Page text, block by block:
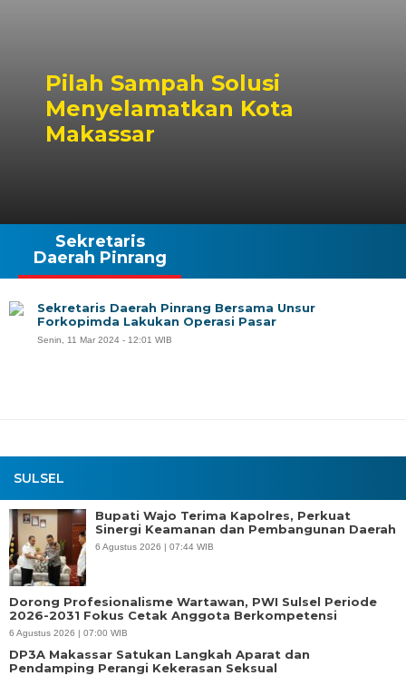
Pilah Sampah Solusi
Menyelamatkan Kota
Makassar
SULSEL
Bupati Wajo Terima Kapolres, Perkuat
Sinergi Keamanan dan Pembangunan Daerah
6 Agustus 2026 | 07:44 WIB
Dorong Profesionalisme Wartawan, PWI Sulsel Periode
2026-2031 Fokus Cetak Anggota Berkompetensi
6 Agustus 2026 | 07:00 WIB
DP3A Makassar Satukan Langkah Aparat dan
Pendamping Perangi Kekerasan Seksual
Sekretaris
Daerah Pinrang
Sekretaris Daerah Pinrang Bersama Unsur
Forkopimda Lakukan Operasi Pasar
Senin, 11 Mar 2024 - 12:01 WIB